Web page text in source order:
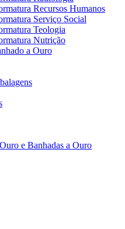
Recursos Humanos
Serviço Social
Teologia
Nutrição
a Ouro
e Banhadas a Ouro